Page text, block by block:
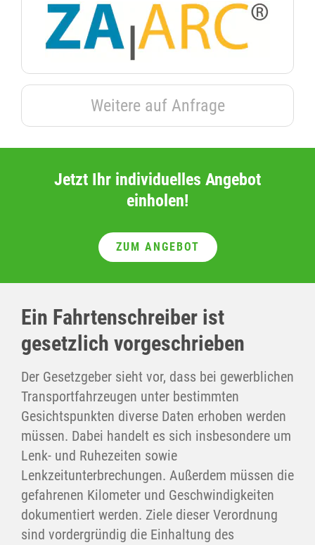
Weitere auf Anfrage
Jetzt Ihr individuelles Angebot
einholen!
ZUM ANGEBOT
Ein Fahrtenschreiber ist
gesetzlich vorgeschrieben
Der Gesetzgeber sieht vor, dass bei gewerblichen
Transportfahrzeugen unter bestimmten
Gesichtspunkten diverse Daten erhoben werden
müssen. Dabei handelt es sich insbesondere um
Lenk- und Ruhezeiten sowie
Lenkzeitunterbrechungen. Außerdem müssen die
gefahrenen Kilometer und Geschwindigkeiten
dokumentiert werden. Ziele dieser Verordnung
sind vordergründig die Einhaltung des